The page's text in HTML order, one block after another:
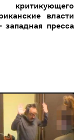
критикующего
власти
пресса